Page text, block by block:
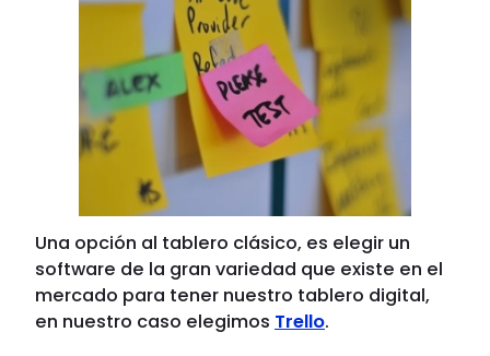
Una opción al tablero clásico, es elegir un
software de la gran variedad que existe en el
mercado para tener nuestro tablero digital,
en nuestro caso elegimos Trello.